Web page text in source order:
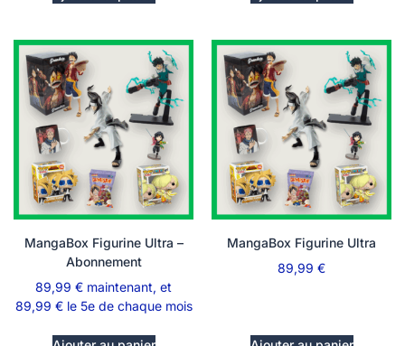
MangaBox Figurine Ultra –
Abonnement
89,99 € maintenant, et
89,99 € le 5e de chaque mois
MangaBox Figurine Ultra
89,99 €